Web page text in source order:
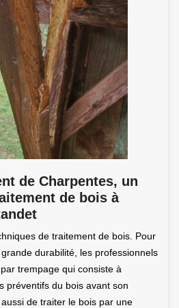
de Charpentes, un
de bois à
de traitement de bois. Pour
durabilité, les professionnels
trempage qui consiste à
préventifs du bois avant son
de traiter le bois par une